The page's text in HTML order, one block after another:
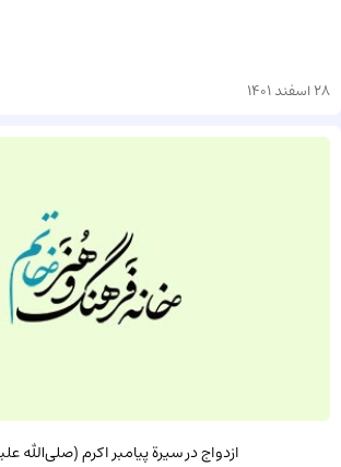
28 اسفند 1401
ازدواج در سیرة پیامبر اکرم (صلی‌الله